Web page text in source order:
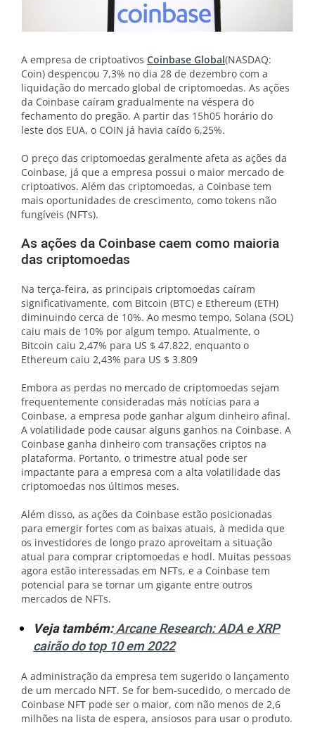
A empresa de criptoativos Coinbase Global(NASDAQ:
Coin) despencou 7,3% no dia 28 de dezembro com a
liquidação do mercado global de criptomoedas. As ações
da Coinbase caíram gradualmente na véspera do
fechamento do pregão. A partir das 15h05 horário do
leste dos EUA, o COIN já havia caído 6,25%.
O preço das criptomoedas geralmente afeta as ações da
Coinbase, já que a empresa possui o maior mercado de
criptoativos. Além das criptomoedas, a Coinbase tem
mais oportunidades de crescimento, como tokens não
fungíveis (NFTs).
As ações da Coinbase caem como maioria
das criptomoedas
Na terça-feira, as principais criptomoedas caíram
significativamente, com Bitcoin (BTC) e Ethereum (ETH)
diminuindo cerca de 10%. Ao mesmo tempo, Solana (SOL)
caiu mais de 10% por algum tempo. Atualmente, o
Bitcoin caiu 2,47% para US $ 47.822, enquanto o
Ethereum caiu 2,43% para US $ 3.809
Embora as perdas no mercado de criptomoedas sejam
frequentemente consideradas más notícias para a
Coinbase, a empresa pode ganhar algum dinheiro afinal.
A volatilidade pode causar alguns ganhos na Coinbase. A
Coinbase ganha dinheiro com transações criptos na
plataforma. Portanto, o trimestre atual pode ser
impactante para a empresa com a alta volatilidade das
criptomoedas nos últimos meses.
Além disso, as ações da Coinbase estão posicionadas
para emergir fortes com as baixas atuais, à medida que
os investidores de longo prazo aproveitam a situação
atual para comprar criptomoedas e hodl. Muitas pessoas
agora estão interessadas em NFTs, e a Coinbase tem
potencial para se tornar um gigante entre outros
mercados de NFTs.
Veja também:Arcane Research: ADA e XRP
cairão do top 10 em 2022
A administração da empresa tem sugerido o lançamento
de um mercado NFT. Se for bem-sucedido, o mercado de
Coinbase NFT pode ser o maior, com não menos de 2,6
milhões na lista de espera, ansiosos para usar o produto.